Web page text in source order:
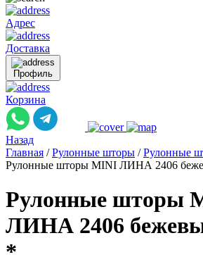
Адрес
Доставка
Профиль
Корзина
Назад
Главная / Рулонные шторы / Рулонные
Рулонные шторы MINI ЛИНА 2406
Рулонные шторы
ЛИНА 2406
*